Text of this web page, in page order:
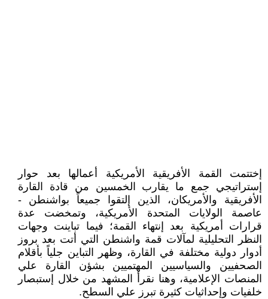
إختتمت القمة الأفريقية الأمريكية أعمالها بعد حوار
إستراتيجي جمع ما يقارب الخمسين من قادة القارة
الأفريقية والأمريكان، الذين إلتقوا جميعاً بواشنطن -
عاصمة الولايات المتحدة الأمريكية، وتمخضت عدة
قرارات أمريكية بعد إنتهاء القمة؛ فيما تباينت وجهات
النظر التحليلية لمآلات قمة واشنطن التي أتت بعد بروز
أدوار دولية مختلفة في القارة، وظهر التباين جلياً بأقلام
الصحفيين والسياسيين المهتميين بشؤن القارة علي
المنصات الإعلامية، وهنا نقرأ المشهد من خلال إستبصار
خلفيات وإحداثيات كثيرة تبرز علي السطح.